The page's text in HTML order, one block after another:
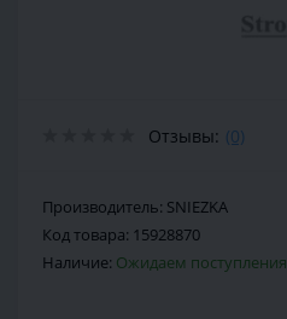
Отзывы: (0)
Производитель: SNIEZKA
Код товара: 15928870
Наличие: Ожидаем поступления